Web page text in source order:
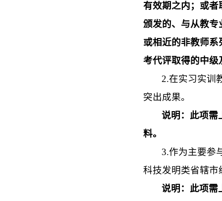
有效期之内；或者
颁发的、与从教专
或相近的非教师
考代评取得的中级
2.在实习实训
突出成果。
说明：此项需
料。
3.作为主要参
科技发明类省辖市
说明：此项需